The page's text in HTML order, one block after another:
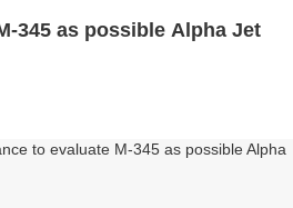
345 as possible Alpha Jet